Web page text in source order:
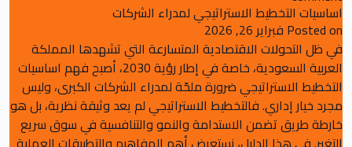
اساسيات التخطيط الاستراتيجي لمدراء الشركات
Posted on فبراير 26, 2026
في ظل التحولات الاقتصادية المتسارعة التي تشهدها المملكة
العربية السعودية، خاصة في إطار رؤية 2030، أصبح فهم اساسيات
التخطيط الاستراتيجي ضرورة ملحّة لمدراء الشركات الكبرى، وليس
مجرد خيار إداري. فالتخطيط الاستراتيجي لم يعد وثيقة نظرية، بل هو
خارطة طريق تضمن الاستدامة والنمو والتنافسية في سوق سريع